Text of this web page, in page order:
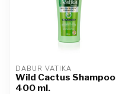
DABUR VATIKA
Wild Cactus Shampoo
400 ml.